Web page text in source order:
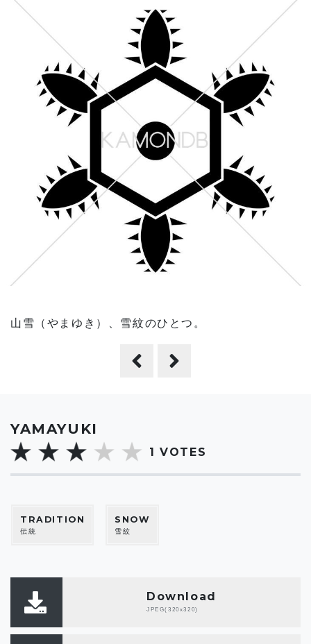
YAMAYUKI
1 VOTES
TRADITION
伝統
SNOW
雪紋
Download
JPEG(320x320)
山雪（やまゆき）、雪紋のひとつ。